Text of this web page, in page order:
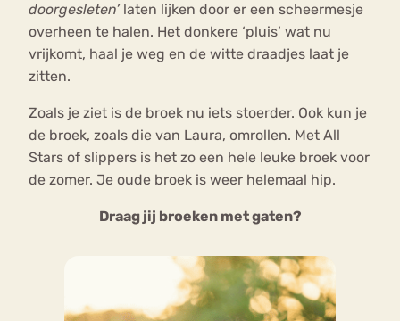
doorgesleten’ laten lijken door er een scheermesje
overheen te halen. Het donkere ‘pluis’ wat nu
vrijkomt, haal je weg en de witte draadjes laat je
zitten.
Zoals je ziet is de broek nu iets stoerder. Ook kun je
de broek, zoals die van Laura, omrollen. Met All
Stars of slippers is het zo een hele leuke broek voor
de zomer. Je oude broek is weer helemaal hip.
Draag jij broeken met gaten?